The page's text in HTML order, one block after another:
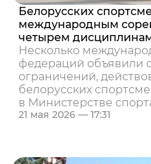
Белорусских
международным
четырем
Несколько
федераций объявили
ограничений,
белорусских
в Министерстве
21 мая 2026 — 17:31